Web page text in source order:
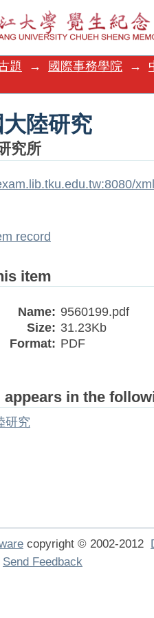
大陸研究
題
→ 國際事務學院 →
陸研究
究所
record
item
Name: 9560199.pdf
Size: 31.23Kb
Format: PDF
appears in the
研究
copyright © 2002-2012
Send Feedback